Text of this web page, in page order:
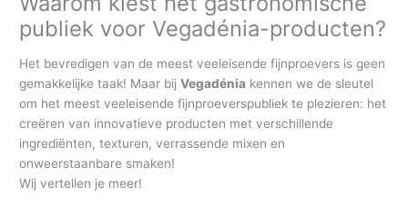
publiek voor Vegadénia-producten?
Het bevredigen van de meest veeleisende fijnproevers is geen
gemakkelijke taak! Maar bijVegadénia kennen we de sleutel
om het meest veeleisende fijnproeverspubliek te plezieren: het
creëren van innovatieve producten met verschillende
ingrediënten, texturen, verrassende mixen en
onweerstaanbare smaken!
Wij vertellen je meer!